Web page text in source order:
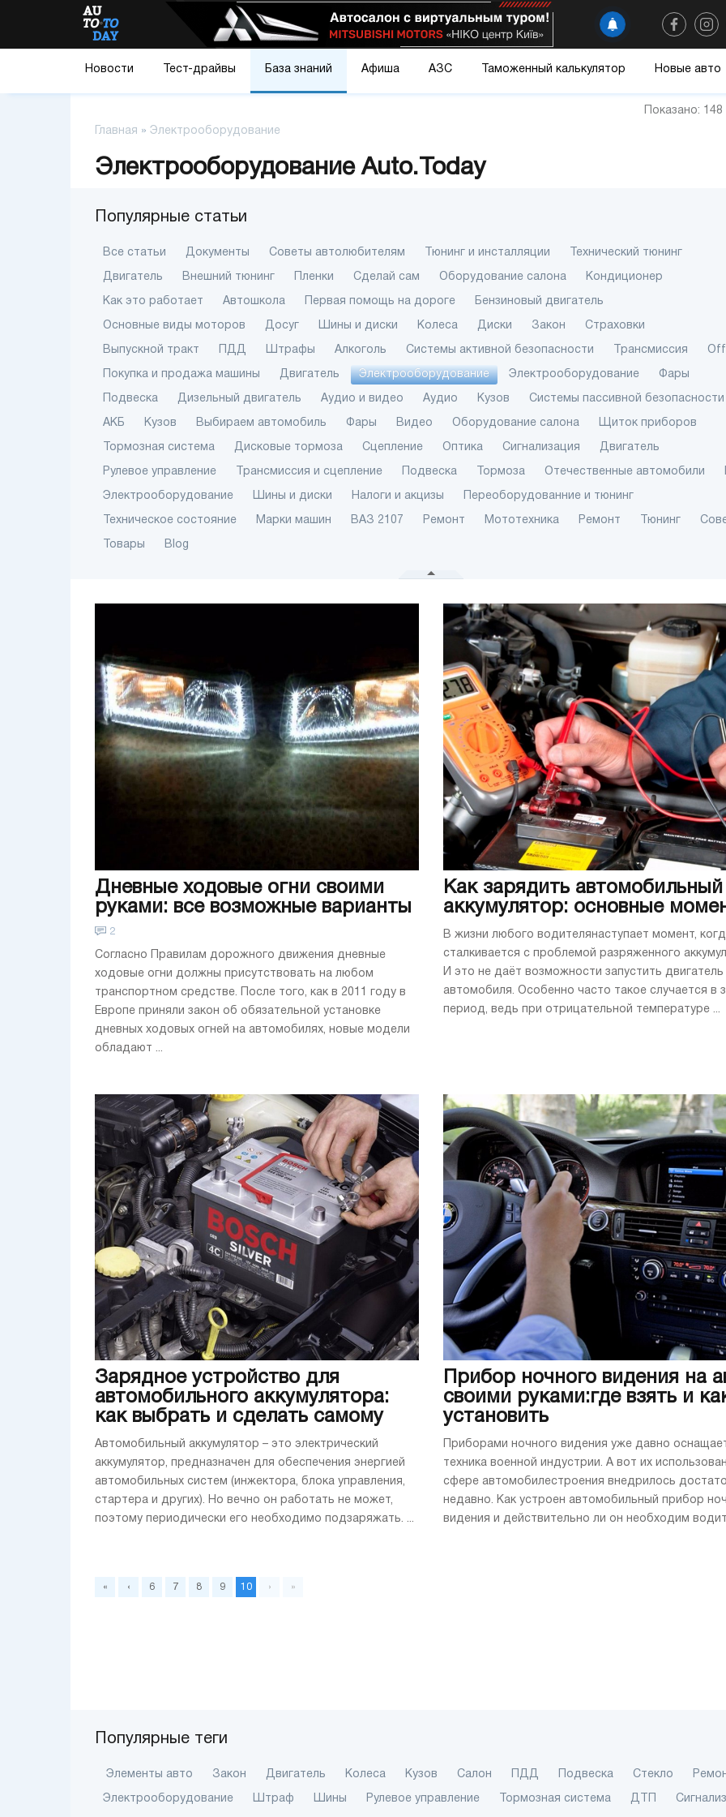
Новости Тест-драйвы База знаний Афиша АЗС Таможенный калькулятор Новые авто
Главная » Электрооборудование
Электрооборудование Auto.Today
Показано:
Популярные статьи
Все статьи Документы Советы автолюбителям Тюнинг и инсталляции Технический тюнинг
Двигатель Внешний тюнинг Пленки Сделай сам Оборудование салона Кондиционер
Как это работает Автошкола Первая помощь на дороге Бензиновый двигатель
Основные виды моторов Досуг Шины и диски Колеса Диски Закон Страховки
Выпускной тракт ПДД Штрафы Алкоголь Системы активной безопасности Трансмиссия
Покупка и продажа машины Двигатель Электрооборудование Электрооборудование Фары
Подвеска Дизельный двигатель Аудио и видео Аудио Кузов Системы пассивной безопасности
АКБ Кузов Выбираем автомобиль Фары Видео Оборудование салона Щиток приборов
Тормозная система Дисковые тормоза Сцепление Оптика Сигнализация Двигатель
Рулевое управление Трансмиссия и сцепление Подвеска Тормоза Отечественные автомобили
Электрооборудование Шины и диски Налоги и акцизы Переоборудованние и тюнинг
Техническое состояние Марки машин ВАЗ 2107 Ремонт Мототехника Ремонт Тюнинг
Товары Blog
Дневные ходовые огни своими
руками: все возможные варианты
2
Согласно Правилам дорожного движения дневные
ходовые огни должны присутствовать на любом
транспортном средстве. После того, как в 2011 году в
Европе приняли закон об обязательной установке
дневных ходовых огней на автомобилях, новые модели
обладают ...
Как зарядить автомобильный
аккумулятор: основные
В жизни любого водителянаступает момент,
сталкивается с проблемой разряженного
И это не даёт возможности запустить двигатель
автомобиля. Особенно часто такое случается в
период, ведь при отрицательной температуре ...
Зарядное устройство для
автомобильного аккумулятора:
как выбрать и сделать самому
Автомобильный аккумулятор – это электрический
аккумулятор, предназначен для обеспечения энергией
автомобильных систем (инжектора, блока управления,
стартера и других). Но вечно он работать не может,
поэтому периодически его необходимо подзаряжать. ...
Прибор ночного видения на
своими руками:где взять и
установить
Приборами ночного видения уже давно
техника военной индустрии. А вот их
сфере автомобилестроения внедрилось
недавно. Как устроен автомобильный прибор
видения и действительно ли он необходим
« ‹ 6 7 8 9 10 › »
Тест-драйв
Sport:
вопросы
Турбодвигатель,
перенастроенная
изменения вполне
отдельную
решили, что
добавить к HR-V
Каков же он, этот
украинском рынке
Популярные теги
Элементы авто Закон Двигатель Колеса Кузов Салон ПДД Подвеска Стекло
Электрооборудование Штраф Шины Рулевое управление Тормозная система ДТП